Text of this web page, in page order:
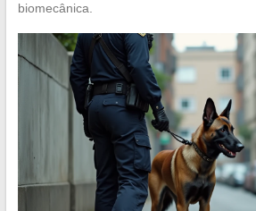
biomecânica.